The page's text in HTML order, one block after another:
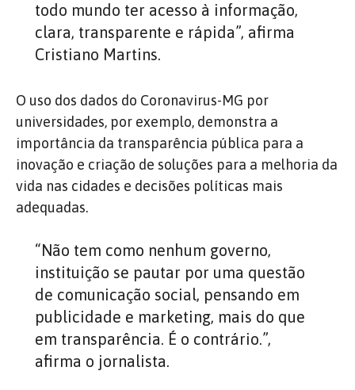
todo mundo ter acesso à informação,
clara, transparente e rápida”, afirma
Cristiano Martins.
O uso dos dados do Coronavirus-MG por
universidades, por exemplo, demonstra a
importância da transparência pública para a
inovação e criação de soluções para a melhoria da
vida nas cidades e decisões políticas mais
adequadas.
“Não tem como nenhum governo,
instituição se pautar por uma questão
de comunicação social, pensando em
publicidade e marketing, mais do que
em transparência. É o contrário.”,
afirma o jornalista.